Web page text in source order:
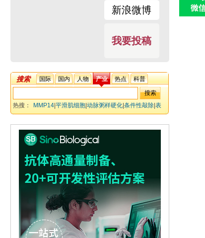
新浪微博
我要投稿
搜索 国际 国内 人物 产业 热点 科普
热搜： MMP14 平滑肌细胞 动脉粥样硬化 条件性敲除 表